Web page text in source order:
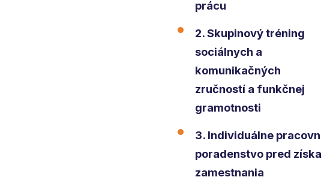
prácu
2. Skupinový tréning
sociálnych a
komunikačných
zručností a funkčnej
gramotnosti
3. Individuálne
poradenstvo pred
zamestnania